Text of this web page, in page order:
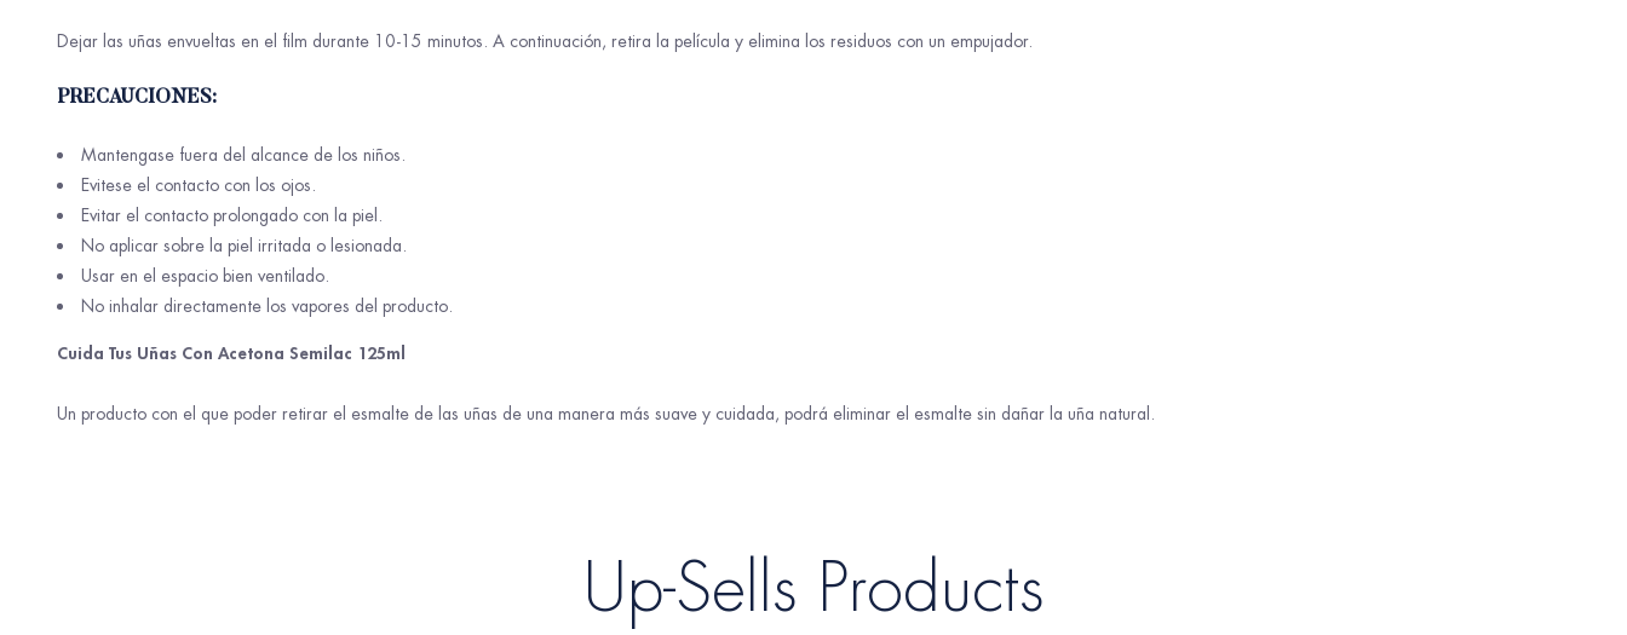
Dejar las uñas envueltas en el film durante 10-15 minutos. A continuación, retira la película y elimina los residuos con un empujador.
PRECAUCIONES:
Mantengase fuera del alcance de los niños.
Evitese el contacto con los ojos.
Evitar el contacto prolongado con la piel.
No aplicar sobre la piel irritada o lesionada.
Usar en el espacio bien ventilado.
No inhalar directamente los vapores del producto.
Cuida Tus Uñas Con Acetona Semilac 125ml
Un producto con el que poder retirar el esmalte de las uñas de una manera más suave y cuidada, podrá eliminar el esmalte sin dañar la uña natural.
Up-Sells Products